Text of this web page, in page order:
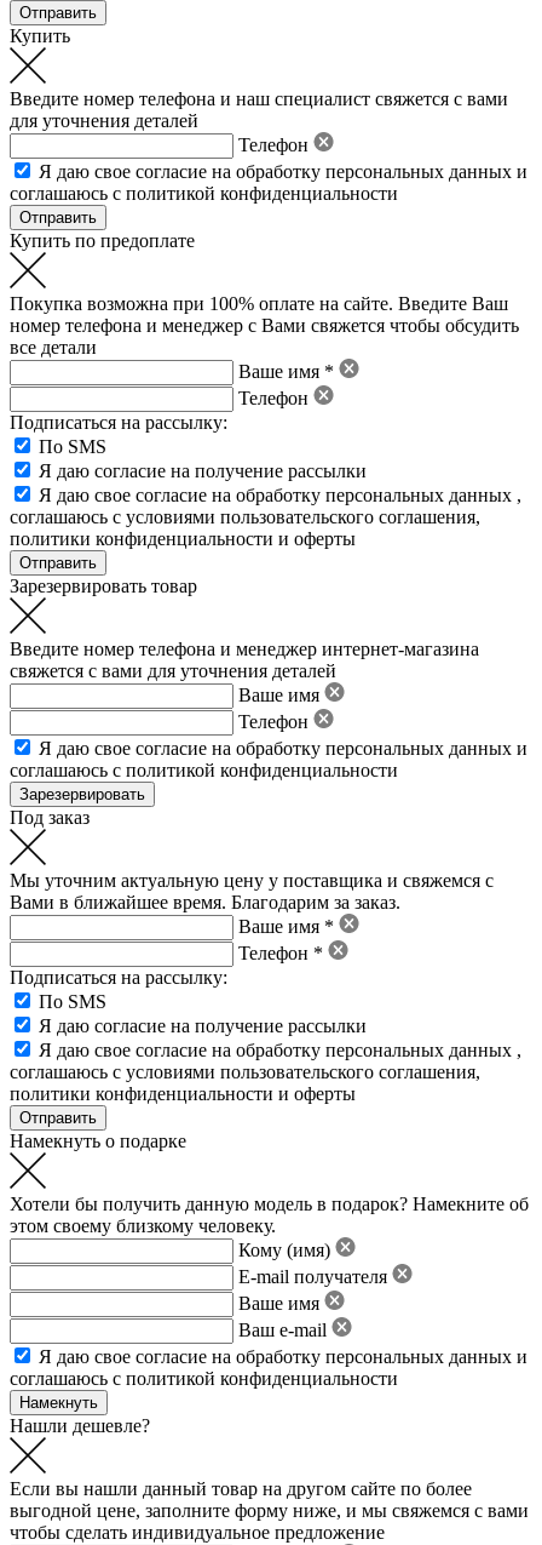
Купить
Введите номер телефона и наш специалист свяжется с вами
для уточнения деталей
Телефон
Я даю свое согласие на обработку персональных данных и
соглашаюсь с политикой конфиденциальности
Купить по предоплате
Покупка возможна при 100% оплате на сайте. Введите Ваш
номер телефона и менеджер с Вами свяжется чтобы обсудить
все детали
Ваше имя *
Телефон
Подписаться на рассылку:
По SMS
Я даю согласие на получение рассылки
Я даю свое согласие на обработку персональных данных ,
соглашаюсь с условиями пользовательского соглашения,
политики конфиденциальности и оферты
Зарезервировать товар
Введите номер телефона и менеджер интернет-магазина
свяжется с вами для уточнения деталей
Ваше имя
Телефон
Я даю свое согласие на обработку персональных данных и
соглашаюсь с политикой конфиденциальности
Под заказ
Мы уточним актуальную цену у поставщика и свяжемся с
Вами в ближайшее время. Благодарим за заказ.
Ваше имя *
Телефон *
Подписаться на рассылку:
По SMS
Я даю согласие на получение рассылки
Я даю свое согласие на обработку персональных данных ,
соглашаюсь с условиями пользовательского соглашения,
политики конфиденциальности и оферты
Намекнуть о подарке
Хотели бы получить данную модель в подарок? Намекните об
этом своему близкому человеку.
Кому (имя)
E-mail получателя
Ваше имя
Ваш e-mail
Я даю свое согласие на обработку персональных данных и
соглашаюсь с политикой конфиденциальности
Нашли дешевле?
Если вы нашли данный товар на другом сайте по более
выгодной цене, заполните форму ниже, и мы свяжемся с вами
чтобы сделать индивидуальное предложение